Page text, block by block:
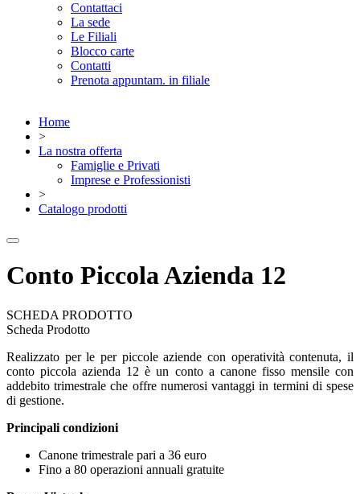
Contattaci
La sede
Le Filiali
Blocco carte
Contatti
Prenota appuntam. in filiale
Home
>
La nostra offerta
Famiglie e Privati
Imprese e Professionisti
>
Catalogo prodotti
Conto Piccola Azienda 12
SCHEDA PRODOTTO
Scheda Prodotto
Realizzato per le per piccole aziende con operatività contenuta, il
conto piccola azienda 12 è un conto a canone fisso mensile con
addebito trimestrale che offre numerosi vantaggi in termini di spese
di gestione.
Principali condizioni
Canone trimestrale pari a 36 euro
Fino a 80 operazioni annuali gratuite